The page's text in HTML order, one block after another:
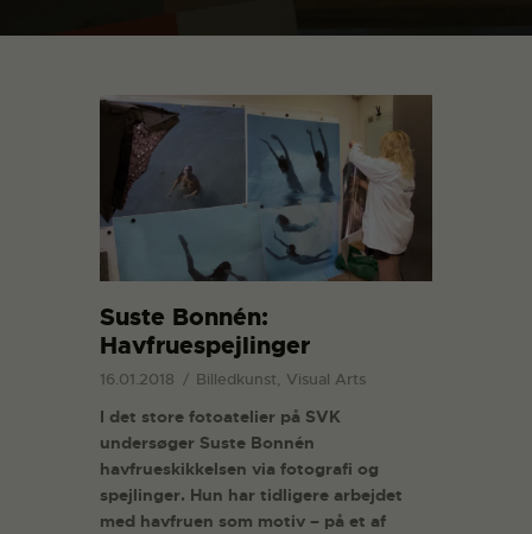
ANSØG
ENGLISH
Suste Bonnén:
Havfruespejlinger
16.01.2018 Billedkunst, Visual Arts
I det store fotoatelier på SVK
undersøger Suste Bonnén
havfrueskikkelsen via fotografi og
spejlinger. Hun har tidligere arbejdet
med havfruen som motiv – på et af